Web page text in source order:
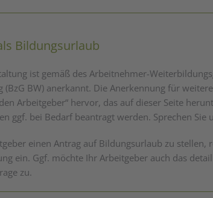
Bildungsurlaub
ist gemäß des Arbeitnehmer-
(BzG BW) anerkannt. Die Anerkennung für
Arbeitgeber“ hervor, das auf dieser Seite
ggf. bei Bedarf beantragt werden. Sprechen Sie
einen Antrag auf Bildungsurlaub zu stellen,
ein. Ggf. möchte Ihr Arbeitgeber auch das
zu.